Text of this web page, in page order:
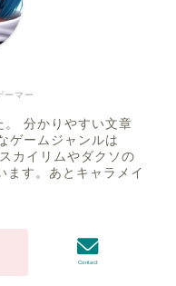
ーマー
分かりやすい文章
ゲームジャンルは
カイリムやダクソの
ます。あとキャラメイ